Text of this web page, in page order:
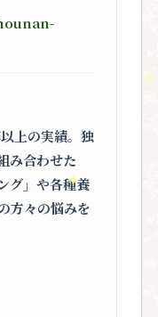
上の実績。独
み合わせた
」 や各種養
方々の悩みを